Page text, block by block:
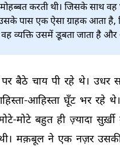
करती थी। जिसके साथ
पास एक ऐसा ग्राहक आता
व्यक्ति उसमें डूबता जाता है
पर बैठे चाय पी रहे थे। उधर
आहिस्ता घूँट भर रहे थे।
मोटे बहुत ही ज़्यादा सुर्ख़ी
मक़बूल ने एक नज़र